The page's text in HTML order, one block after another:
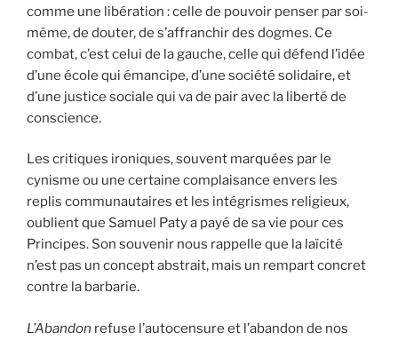
comme une libération : celle de pouvoir penser par soi-
même, de douter, de s’affranchir des dogmes. Ce
combat, c’est celui de la gauche, celle qui défend l’idée
d’une école qui émancipe, d’une société solidaire, et
d’une justice sociale qui va de pair avec la liberté de
conscience.
Les critiques ironiques, souvent marquées par le
cynisme ou une certaine complaisance envers les
replis communautaires et les intégrismes religieux,
oublient que Samuel Paty a payé de sa vie pour ces
Principes. Son souvenir nous rappelle que la laïcité
n’est pas un concept abstrait, mais un rempart concret
contre la barbarie.
L’Abandon refuse l’autocensure et l’abandon de nos